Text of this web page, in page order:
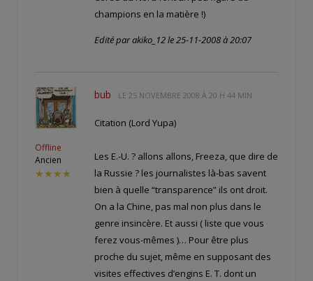
champions en la matière !)
Edité par akiko_12 le 25-11-2008 à 20:07
Offline
Ancien
★★★★
bub LE 25 NOVEMBRE 2008 À 20 H 44 MIN
Citation (Lord Yupa)
Les E.-U. ? allons allons, Freeza, que dire de
la Russie ? les journalistes là-bas savent
bien à quelle “transparence” ils ont droit.
On a la Chine, pas mal non plus dans le
genre insincère. Et aussi ( liste que vous
ferez vous-mêmes )… Pour être plus
proche du sujet, même en supposant des
visites effectives d’engins E. T. dont un